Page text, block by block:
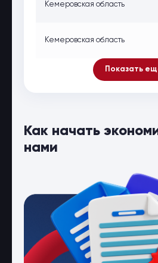
Кемеровская область
Кемеровская область
Показать
Как начать
нами